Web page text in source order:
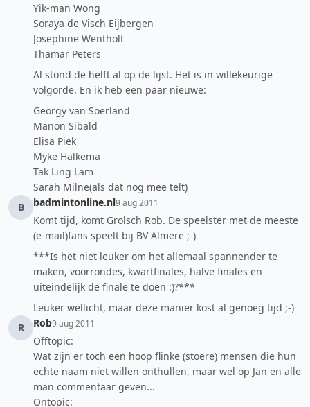
Yik-man Wong
Soraya de Visch Eijbergen
Josephine Wentholt
Thamar Peters
Al stond de helft al op de lijst. Het is in willekeurige
volgorde. En ik heb een paar nieuwe:
Georgy van Soerland
Manon Sibald
Elisa Piek
Myke Halkema
Tak Ling Lam
Sarah Milne(als dat nog mee telt)
B
badmintonline.nl9 aug 2011
Komt tijd, komt Grolsch Rob. De speelster met de meeste
(e-mail)fans speelt bij BV Almere ;-)
***Is het niet leuker om het allemaal spannender te
maken, voorrondes, kwartfinales, halve finales en
uiteindelijk de finale te doen :)?***
Leuker wellicht, maar deze manier kost al genoeg tijd ;-)
R
Rob9 aug 2011
Offtopic:
Wat zijn er toch een hoop flinke (stoere) mensen die hun
echte naam niet willen onthullen, maar wel op Jan en alle
man commentaar geven...
Ontopic: